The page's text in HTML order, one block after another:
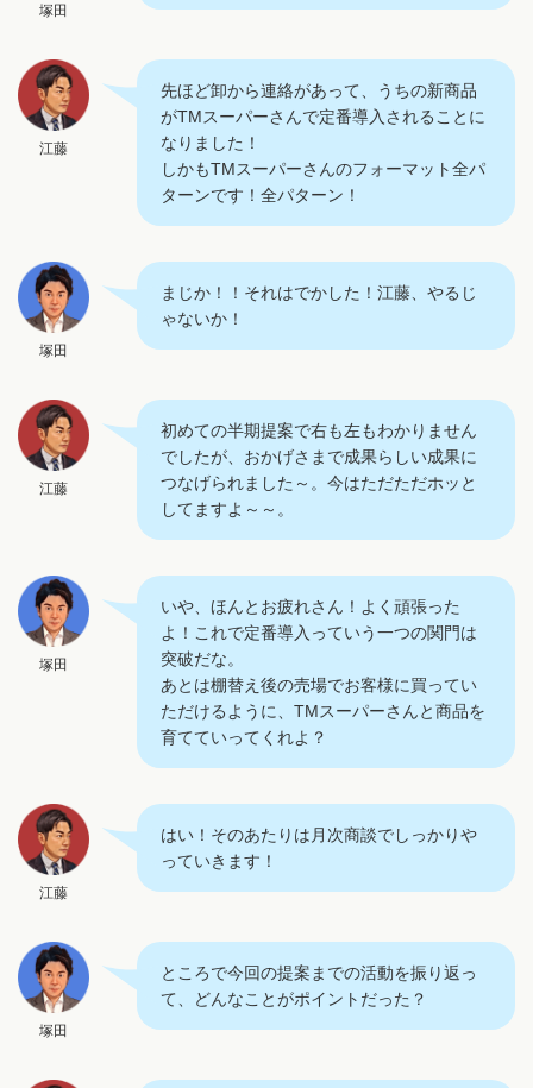
塚田
江藤
先ほど卸から連絡があって、うちの新商品
がTMスーパーさんで定番導入されることに
なりました！
しかもTMスーパーさんのフォーマット全パ
ターンです！全パターン！
塚田
まじか！！それはでかした！江藤、やるじ
ゃないか！
江藤
初めての半期提案で右も左もわかりません
でしたが、おかげさまで成果らしい成果に
つなげられました～。今はただただホッと
してますよ～～。
塚田
いや、ほんとお疲れさん！よく頑張った
よ！これで定番導入っていう一つの関門は
突破だな。
あとは棚替え後の売場でお客様に買ってい
ただけるように、TMスーパーさんと商品を
育てていってくれよ？
江藤
はい！そのあたりは月次商談でしっかりや
っていきます！
塚田
ところで今回の提案までの活動を振り返っ
て、どんなことがポイントだった？